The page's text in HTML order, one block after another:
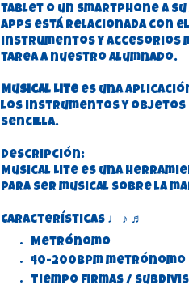
tablet o un smartphone a su
apps está relacionada con
instrumentos y accesorios
tarea a nuestro alumnado.
Musical Lite es una
los instrumentos y objetos
sencilla.
Descripción:
Musical Lite es una
para ser musical sobre la
Características ♩ ♪ ♬
Metrónomo
40-200bpm metrónomo
Tiempo firmas /